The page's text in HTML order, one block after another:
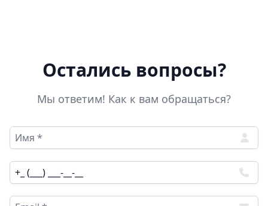
Остались вопросы?
Мы ответим! Как к вам обращаться?